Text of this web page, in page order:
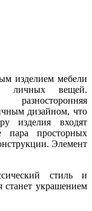
изделием мебели
личных вещей.
дизайном, что
изделия входят
просторных
Элемент
стиль и
украшением